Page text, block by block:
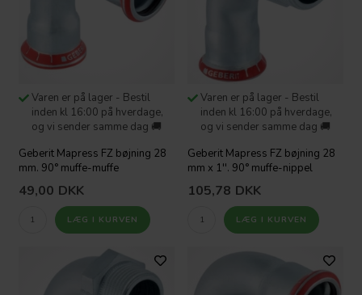
Varen er på lager - Bestil
inden kl 16:00 på hverdage,
og vi sender samme dag 🚚
Geberit Mapress FZ bøjning 28
mm. 90° muffe-muffe
49,00 DKK
Varen er på lager - Bestil
inden kl 16:00 på hverdage,
og vi sender samme dag 🚚
Geberit Mapress FZ bøjning 28
mm x 1''. 90° muffe-nippel
105,78 DKK